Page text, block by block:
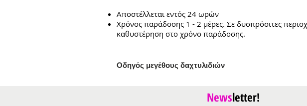
Αποστέλλεται εντός 24 ωρών
Χρόνος παράδοσης 1 - 2 μέρες. Σε δυσπρόσιτες
καθυστέρηση στο χρόνο παράδοσης.
Οδηγός μεγέθους δαχτυλιδιών
Newsletter!